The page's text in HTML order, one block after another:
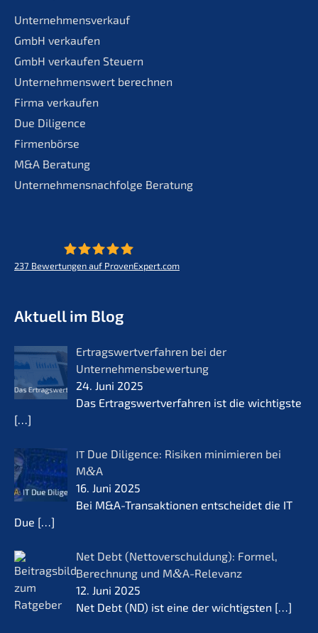
Unternehmensverkauf
GmbH verkaufen
GmbH verkaufen Steuern
Unternehmenswert berechnen
Firma verkaufen
Due Diligence
Firmenbörse
M&A Beratung
Unternehmensnachfolge Beratung
237 Bewertungen auf ProvenExpert.com
Aktuell im Blog
Ertrags­wert­ver­fah­ren bei der
Unternehmensbewertung
24. Juni 2025
Das Ertrags­wert­ver­fah­ren ist die wichtigs­te
[…]
IT Due Diligence: Risiken minimie­ren bei
M&A
16. Juni 2025
Bei M&A-Transaktionen entschei­det die IT
Due […]
Net Debt (Netto­ver­schul­dung): Formel,
Berech­nung und M&A-Relevanz
12. Juni 2025
Net Debt (ND) ist eine der wichtigs­ten […]